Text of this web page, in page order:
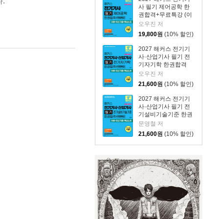
사 필기 제어공학 한
권합격+무료특강 (이
론+최신기출+핵심노
트)
오우진 저
19,800원 (10% 할인)
2027 해커스 전기기
사·산업기사 필기 전
기자기학 한권합격
+무료특강 (이론+최
신기출+핵심노트)
오우진 저
21,600원 (10% 할인)
2027 해커스 전기기
사·산업기사 필기 전
기설비기술기준 한권
합격+무료특강 (이론
+최신기출+핵심노트)
문영철 저
21,600원 (10% 할인)